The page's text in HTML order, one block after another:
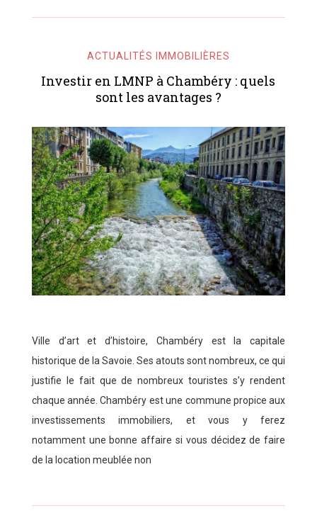
ACTUALITÉS IMMOBILIÈRES
Investir en LMNP à Chambéry : quels
sont les avantages ?
Ville d’art et d’histoire, Chambéry est la capitale
historique de la Savoie. Ses atouts sont nombreux, ce qui
justifie le fait que de nombreux touristes s’y rendent
chaque année. Chambéry est une commune propice aux
investissements immobiliers, et vous y ferez
notamment une bonne affaire si vous décidez de faire
de la location meublée non